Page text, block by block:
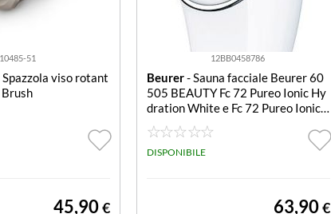
10485-51
Spazzola viso rotant
Brush
45,90€
12BB0458786
Beurer- Sauna facciale Beurer 60
505 BEAUTY Fc 72 Pureo Ionic Hy
dration White e Fc 72 Pureo Ionic
Hydration
DISPONIBILE
63,90€